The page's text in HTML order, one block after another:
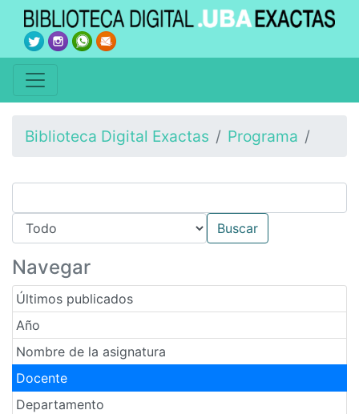
Biblioteca Digital Exactas Programa
Navegar
Últimos publicados
Año
Nombre de la asignatura
Docente
Departamento